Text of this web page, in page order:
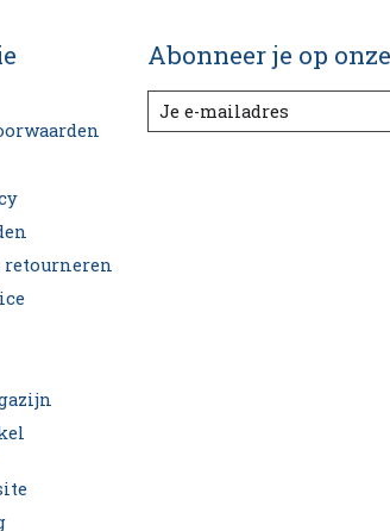
retourneren
Abonneer je op